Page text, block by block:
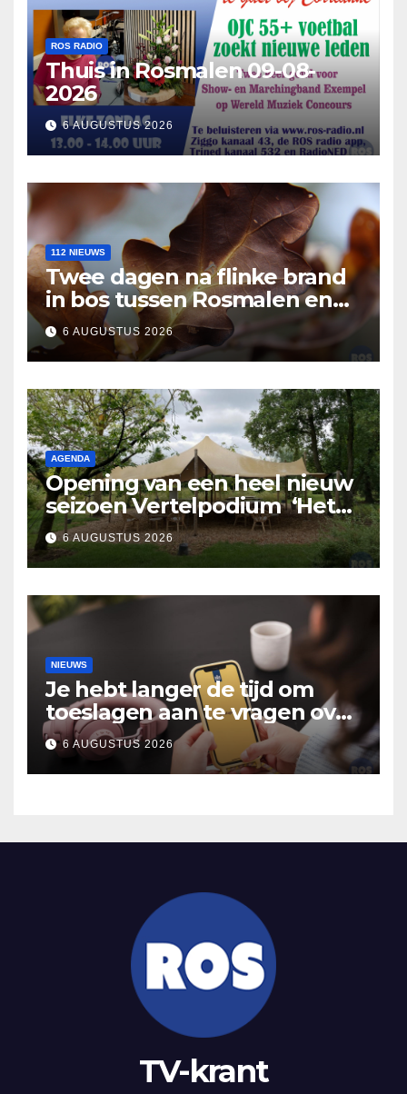
ROS RADIO
Thuis in Rosmalen 09-08-
2026
6 AUGUSTUS 2026
112 NIEUWS
Twee dagen na flinke brand
in bos tussen Rosmalen en
Nuland
6 AUGUSTUS 2026
AGENDA
Opening van een heel nieuw
seizoen Vertelpodium ‘Het
Lopende Vuur’. Landelijke
verhalen in Bomentuin D’n
Hooidonk
6 AUGUSTUS 2026
NIEUWS
Je hebt langer de tijd om
toeslagen aan te vragen over
2025
6 AUGUSTUS 2026
TV-krant